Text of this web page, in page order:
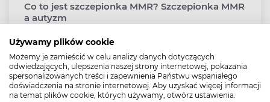
Używamy plików cookie
Możemy je zamieścić w celu analizy danych dotyczących
odwiedzających, ulepszenia naszej strony internetowej, pokazania
spersonalizowanych treści i zapewnienia Państwu wspaniałego
doświadczenia na stronie internetowej. Aby uzyskać więcej informacji
na temat plików cookie, których używamy, otwórz ustawienia.
Co to jest szczepionka MMR? Szczepionka MMR
a autyzm
Autyzm po szczepieniu MMR to dość często przytaczany
mit. Przeprowadzono wiele badań udowadniających, że
związek szczepionki przeciwko odrze, śwince i różyczce
z autyzmem to nieprawda. Szczepienie MMR należy
obecnie do szczepień obowiązkowych u niemowląt i
dzieci w wieku szkolnym.